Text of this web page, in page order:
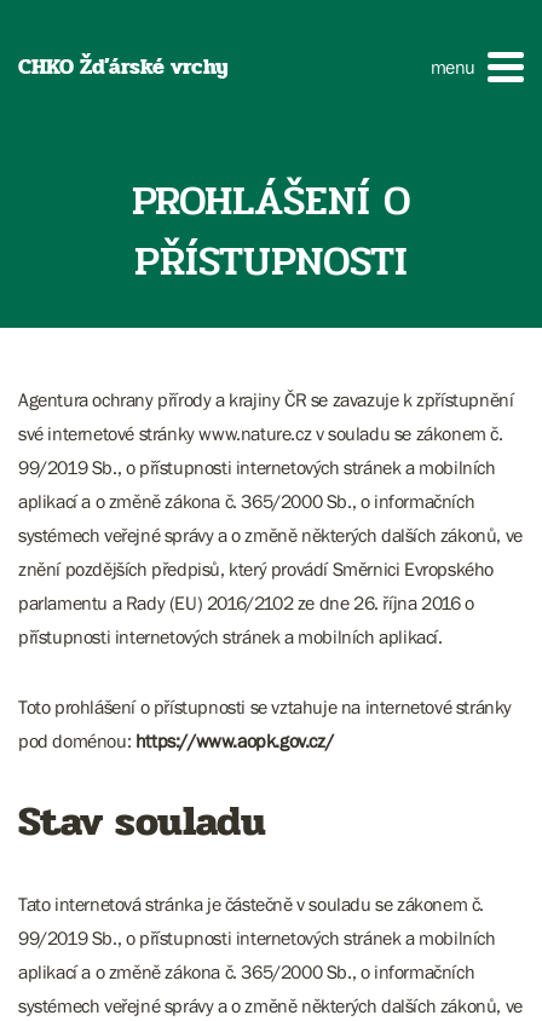
CHKO Žďárské vrchy menu
PROHLÁŠENÍ O
PŘÍSTUPNOSTI
Agentura ochrany přírody a krajiny ČR se zavazuje k zpřístupnění
své internetové stránky www.nature.cz v souladu se zákonem č.
99/2019 Sb., o přístupnosti internetových stránek a mobilních
aplikací a o změně zákona č. 365/2000 Sb., o informačních
systémech veřejné správy a o změně některých dalších zákonů, ve
znění pozdějších předpisů, který provádí Směrnici Evropského
parlamentu a Rady (EU) 2016/2102 ze dne 26. října 2016 o
přístupnosti internetových stránek a mobilních aplikací.
Toto prohlášení o přístupnosti se vztahuje na internetové stránky
pod doménou: https://www.aopk.gov.cz/
Stav souladu
Tato internetová stránka je částečně v souladu se zákonem č.
99/2019 Sb., o přístupnosti internetových stránek a mobilních
aplikací a o změně zákona č. 365/2000 Sb., o informačních
systémech veřejné správy a o změně některých dalších zákonů, ve